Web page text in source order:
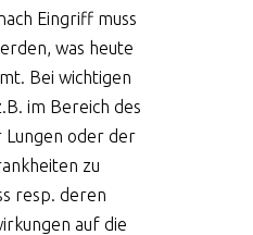
Eingriff muss
was heute
Bei wichtigen
im Bereich des
Lungen oder der
zu
resp. deren
auf die